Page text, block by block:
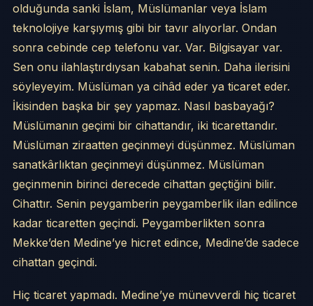
olduğunda sanki İslam, Müslümanlar veya İslam
teknolojiye karşıymış gibi bir tavır alıyorlar. Ondan
sonra cebinde cep telefonu var. Var. Bilgisayar var.
Sen onu ilahlaştırdıysan kabahat senin. Daha ilerisini
söyleyeyim. Müslüman ya cihâd eder ya ticaret eder.
İkisinden başka bir şey yapmaz. Nasıl basbayağı?
Müslümanın geçimi bir cihattandır, iki ticarettandır.
Müslüman ziraatten geçinmeyi düşünmez. Müslüman
sanatkârlıktan geçinmeyi düşünmez. Müslüman
geçinmenin birinci derecede cihattan geçtiğini bilir.
Cihattır. Senin peygamberin peygamberlik ilan edilince
kadar ticaretten geçindi. Peygamberlikten sonra
Mekke’den Medine’ye hicret edince, Medine’de sadece
cihattan geçindi.
Hiç ticaret yapmadı. Medine’ye münevverdi hiç ticaret